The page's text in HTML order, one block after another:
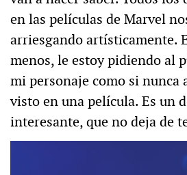
en las películas de Marvel
arriesgando artísticamente.
menos, le estoy pidiendo al
mi personaje como si nunca
visto en una película. Es un
interesante, que no deja de